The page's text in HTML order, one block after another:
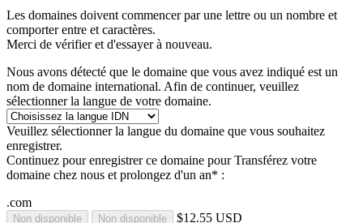
Les domaines doivent commencer par une lettre ou un nombre et
comporter entre et caractères.
Merci de vérifier et d'essayer à nouveau.
Nous avons détecté que le domaine que vous avez indiqué est un
nom de domaine international. Afin de continuer, veuillez
sélectionner la langue de votre domaine.
Veuillez sélectionner la langue du domaine que vous souhaitez
enregistrer.
Continuez pour enregistrer ce domaine pour Transférez votre
domaine chez nous et prolongez d'un an* :
.com
Non disponible Non disponible $12.55 USD